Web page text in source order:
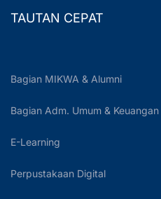
TAUTAN CEPAT
Bagian MIKWA & Alumni
Bagian Adm. Umum & Keuangan
E-Learning
Perpustakaan Digital